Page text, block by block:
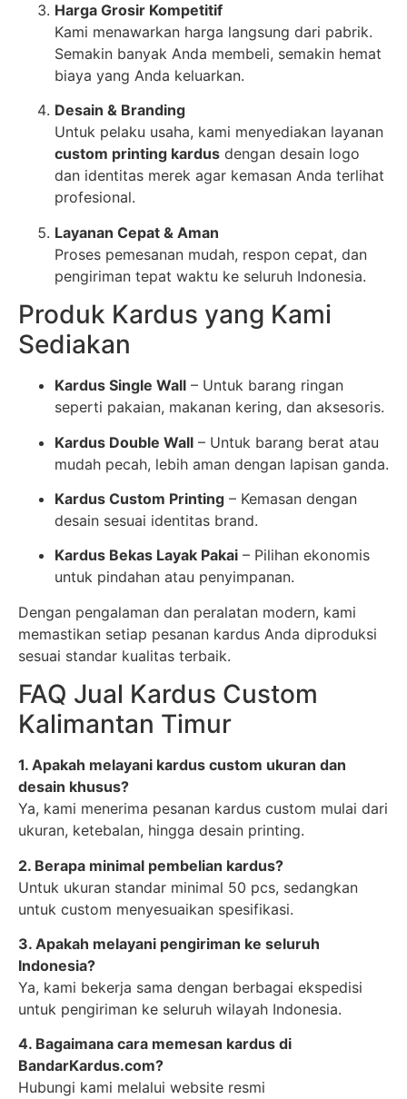
Harga Grosir Kompetitif
Kami menawarkan harga langsung dari pabrik.
Semakin banyak Anda membeli, semakin hemat
biaya yang Anda keluarkan.
Desain & Branding
Untuk pelaku usaha, kami menyediakan layanan
custom printing kardus dengan desain logo
dan identitas merek agar kemasan Anda terlihat
profesional.
Layanan Cepat & Aman
Proses pemesanan mudah, respon cepat, dan
pengiriman tepat waktu ke seluruh Indonesia.
Produk Kardus yang Kami
Sediakan
Kardus Single Wall – Untuk barang ringan
seperti pakaian, makanan kering, dan aksesoris.
Kardus Double Wall – Untuk barang berat atau
mudah pecah, lebih aman dengan lapisan ganda.
Kardus Custom Printing – Kemasan dengan
desain sesuai identitas brand.
Kardus Bekas Layak Pakai – Pilihan ekonomis
untuk pindahan atau penyimpanan.
Dengan pengalaman dan peralatan modern, kami
memastikan setiap pesanan kardus Anda diproduksi
sesuai standar kualitas terbaik.
FAQ Jual Kardus Custom
Kalimantan Timur
1. Apakah melayani kardus custom ukuran dan
desain khusus?
Ya, kami menerima pesanan kardus custom mulai dari
ukuran, ketebalan, hingga desain printing.
2. Berapa minimal pembelian kardus?
Untuk ukuran standar minimal 50 pcs, sedangkan
untuk custom menyesuaikan spesifikasi.
3. Apakah melayani pengiriman ke seluruh
Indonesia?
Ya, kami bekerja sama dengan berbagai ekspedisi
untuk pengiriman ke seluruh wilayah Indonesia.
4. Bagaimana cara memesan kardus di
BandarKardus.com?
Hubungi kami melalui website resmi